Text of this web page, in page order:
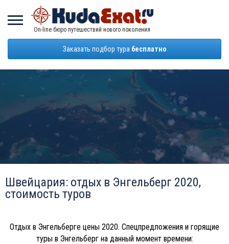
On-line бюро путешествий нового поколения
Заказать подбор тура бесплатно
Швейцария: отдых в Энгельберг 2020,
стоимость туров
Отдых в Энгельберге цены 2020. Спецпредложения и горящие
туры в Энгельберг на данный момент времени: